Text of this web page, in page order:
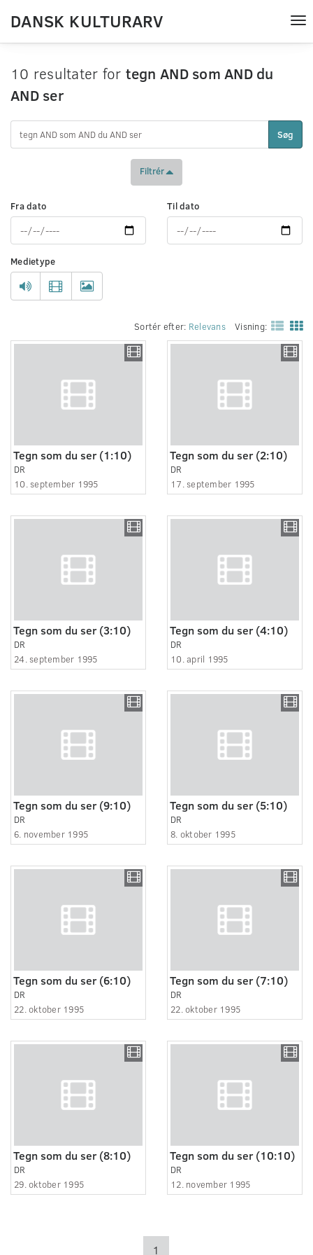
DANSK KULTURARV
10 resultater for tegn AND som AND du
AND ser
Søg
Filtrér
Fra dato Til dato
Medietype
Sortér efter: Relevans Visning:
Tegn som du ser (1:10)
DR
10. september 1995
Tegn som du ser (2:10)
DR
17. september 1995
Tegn som du ser (3:10)
DR
24. september 1995
Tegn som du ser (4:10)
DR
10. april 1995
Tegn som du ser (9:10)
DR
6. november 1995
Tegn som du ser (5:10)
DR
8. oktober 1995
Tegn som du ser (6:10)
DR
22. oktober 1995
Tegn som du ser (7:10)
DR
22. oktober 1995
Tegn som du ser (8:10)
DR
29. oktober 1995
Tegn som du ser (10:10)
DR
12. november 1995
1